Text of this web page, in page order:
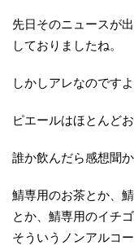
先日そのニュースが
しておりましたね。
しかしアレなのですよ
ピエールはほとんど
誰か飲んだら感想聞
鯖専用のお茶とか、
とか、鯖専用のイチゴ
そういうノンアルコ